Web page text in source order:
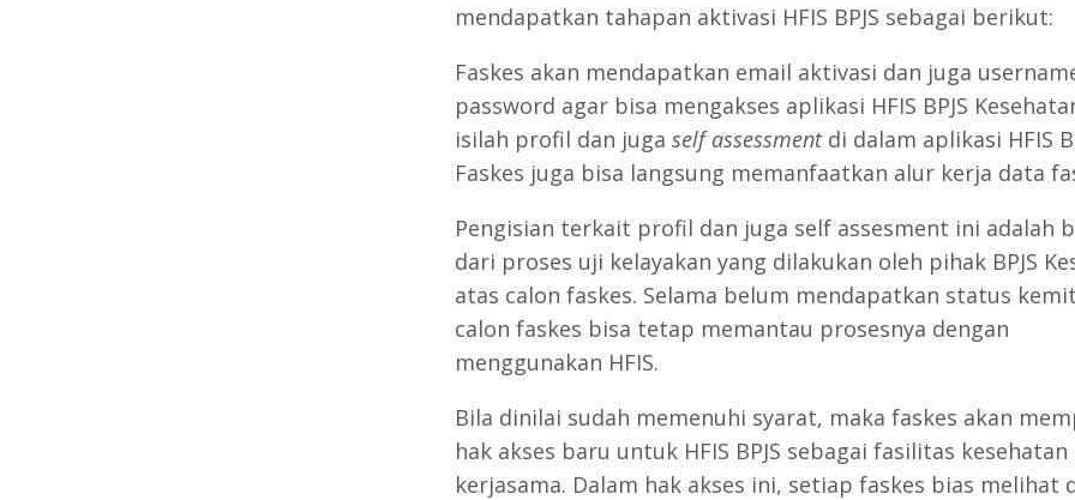
mendapatkan tahapan aktivasi HFIS BPJS sebagai berikut:
Faskes akan mendapatkan email aktivasi dan juga
password agar bisa mengakses aplikasi HFIS BPJS
isilah profil dan juga self assessmentdi dalam aplikasi HFIS
Faskes juga bisa langsung memanfaatkan alur kerja data
Pengisian terkait profil dan juga self assesment ini adalah
dari proses uji kelayakan yang dilakukan oleh pihak BPJS
atas calon faskes. Selama belum mendapatkan status
calon faskes bisa tetap memantau prosesnya dengan
menggunakan HFIS.
Bila dinilai sudah memenuhi syarat, maka faskes akan
hak akses baru untuk HFIS BPJS sebagai fasilitas kesehatan
kerjasama. Dalam hak akses ini, setiap faskes bias melihat